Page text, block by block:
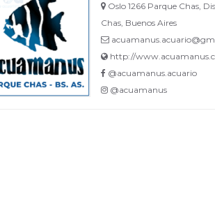
Oslo 1266 Parque Chas,
Chas, Buenos Aires
http://
@acuamanus.acuario
@acuamanus